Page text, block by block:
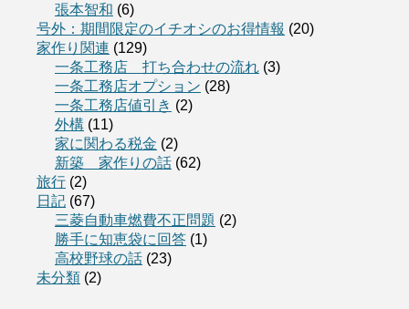
張本智和 (6)
号外：期間限定のイチオシのお得情報 (20)
家作り関連 (129)
一条工務店 打ち合わせの流れ (3)
一条工務店オプション (28)
一条工務店値引き (2)
外構 (11)
家に関わる税金 (2)
新築 家作りの話 (62)
旅行 (2)
日記 (67)
三菱自動車燃費不正問題 (2)
勝手に知恵袋に回答 (1)
高校野球の話 (23)
未分類 (2)